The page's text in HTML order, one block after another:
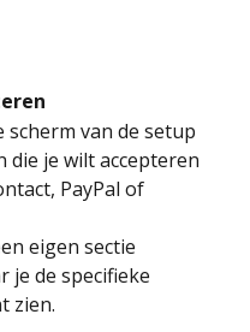
scherm van de setup
die je wilt accepteren
PayPal of
eigen sectie
je de specifieke
zien.